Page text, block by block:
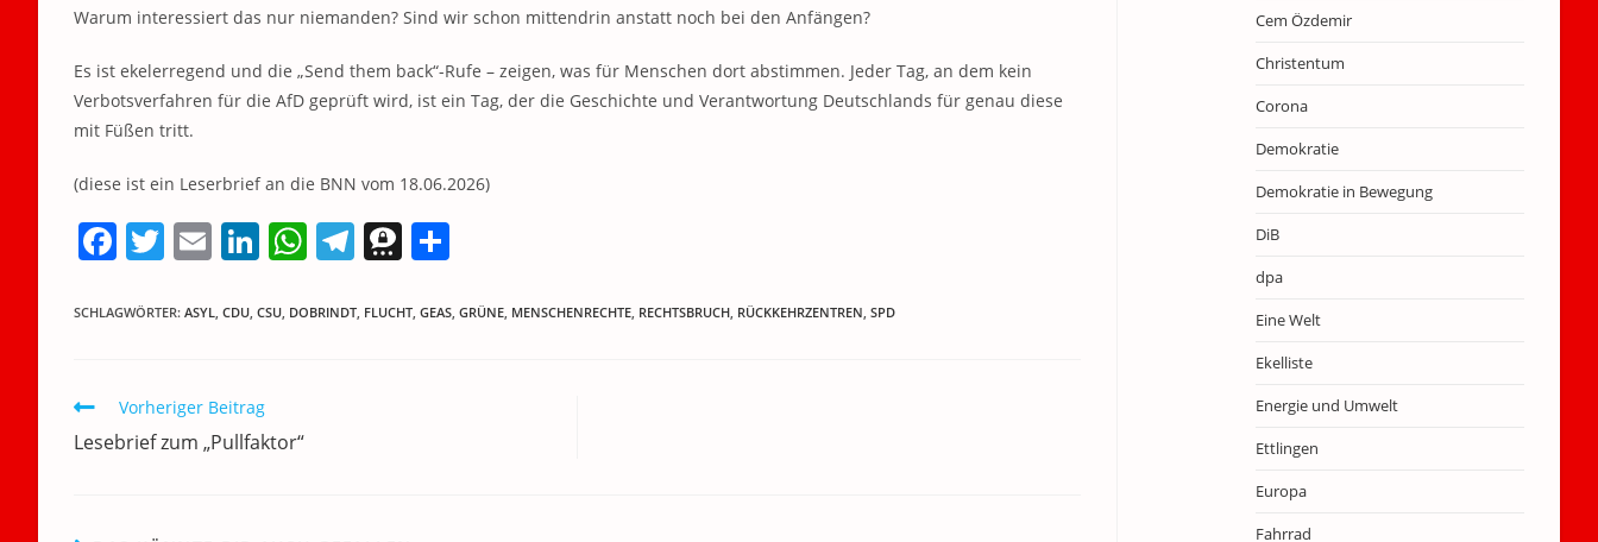
Warum interessiert das nur niemanden? Sind wir schon mittendrin anstatt noch bei den Anfängen?
Es ist ekelerregend und die „Send them back“-Rufe – zeigen, was für Menschen dort abstimmen. Jeder Tag, an dem kein
Verbotsverfahren für die AfD geprüft wird, ist ein Tag, der die Geschichte und Verantwortung Deutschlands für genau diese
mit Füßen tritt.
(diese ist ein Leserbrief an die BNN vom 18.06.2026)
F
c
b
o
T
itt
E
ai
Li
k
dI
n
W
at
T
e
T
re le
SCHLAGWÖRTER: ASYL CDU CSU DOBRINDT FLUCHT GEAS GRÜNE MENSCHENRECHTE RECHTSBRUCH RÜCKKEHRZENTREN SPD
Weitere
Artikel
ansehen
Vorheriger Beitrag
Lesebrief zum „Pullfaktor“
Cem Özdemir
Christentum
Corona
Demokratie
Demokratie in Bewegung
DiB
dpa
Eine Welt
Ekelliste
Energie und Umwelt
Ettlingen
Europa
Fahrrad